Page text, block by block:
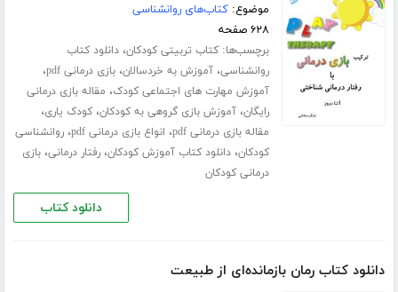
موضوع:کتاب‌های روانشناسی
۶۲۸ صفحه
برچسب‌ها:کتاب تربیتی کودکان،دانلود کتاب
روانشناسی،آموزش به خردسالان،بازی درمانی pdf ،
آموزش مهارت های اجتماعی کودک، مقاله بازی درمانی
رایگان،آموزش بازی گروهی به کودکان،کودک یاری،
مقاله بازی درمانی pdf ، انواع بازی درمانی pdf ،روانشناسی
کودکان،دانلود کتاب آموزش کودکان،رفتار درمانی،بازی
درمانی کودکان
دانلود کتاب
دانلود کتاب رمان بازمانده‌ای از طبیعت